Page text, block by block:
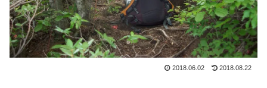
2018.06.02 2018.08.22